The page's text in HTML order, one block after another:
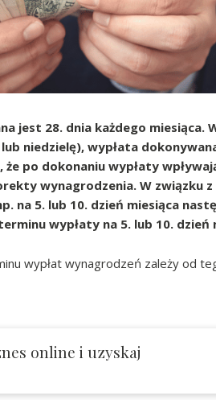
jest 28. dnia każdego miesiąca.
niedzielę), wypłata
po dokonaniu wypłaty
wynagrodzenia. W związku
na 5. lub 10. dzień miesiąca
wypłaty na 5. lub 10. dzień
wypłat wynagrodzeń zależy od
online i uzyskaj